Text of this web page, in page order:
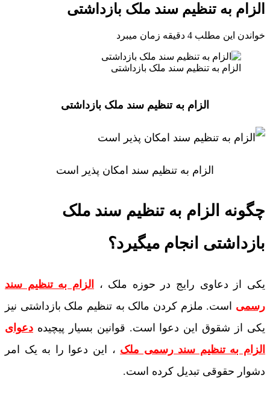
الزام به تنظیم سند ملک بازداشتی
خواندن این مطلب 4 دقیقه زمان میبرد
الزام به تنظیم سند ملک بازداشتی
الزام به تنظیم سند ملک بازداشتی
الزام به تنظیم سند امکان پذیر است
چگونه الزام به تنظیم سند ملک
بازداشتی انجام میگیرد؟
یکی از دعاوی رایج در حوزه ملک ،
الزام به تنظیم سند
رسمی است. ملزم کردن مالک به تنظیم ملک بازداشتی نیز
یکی از شقوق این دعوا است. قوانین بسیار پیچیده دعوای
الزام به تنظیم سند رسمی ملک ، این دعوا را به یک امر
دشوار حقوقی تبدیل کرده است.